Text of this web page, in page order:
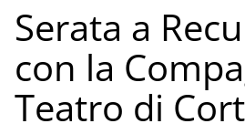
Serata a
con la
Teatro di